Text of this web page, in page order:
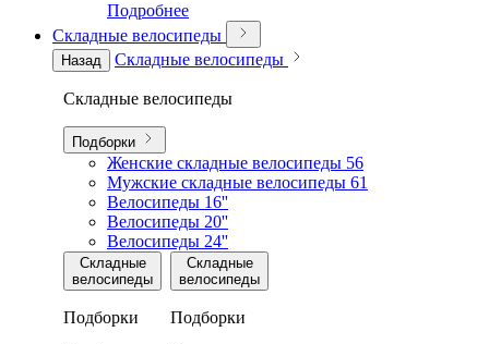
Подробнее
Складные велосипеды
Назад Складные велосипеды
Складные велосипеды
Подборки
Женские складные велосипеды 56
Мужские складные велосипеды 61
Велосипеды 16''
Велосипеды 20''
Велосипеды 24''
Складные
велосипеды
Подборки
Складные
велосипеды
Подборки